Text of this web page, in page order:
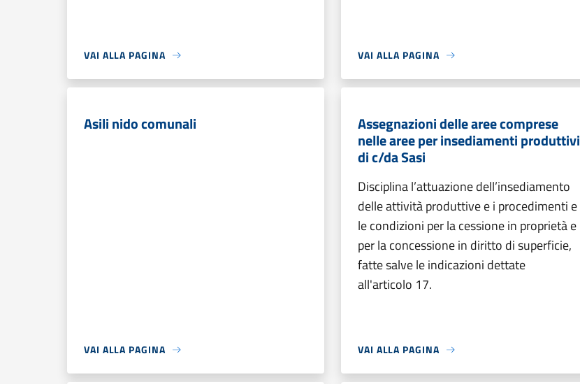
VAI ALLA PAGINA VAI ALLA PAGINA
Asili nido comunali
VAI ALLA PAGINA
Assegnazioni delle aree comprese
nelle aree per insediamenti produttivi
di c/da Sasi
Disciplina l’attuazione dell’insediamento
delle attività produttive e i procedimenti e
le condizioni per la cessione in proprietà e
per la concessione in diritto di superficie,
fatte salve le indicazioni dettate
all'articolo 17.
VAI ALLA PAGINA